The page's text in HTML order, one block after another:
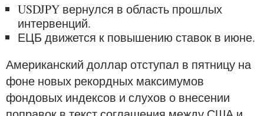
USDJPY вернулся в область прошлых
интервенций.
ЕЦБ движется к повышению ставок в июне.
Американский доллар отступал в пятницу на
фоне новых рекордных максимумов
фондовых индексов и слухов о внесении